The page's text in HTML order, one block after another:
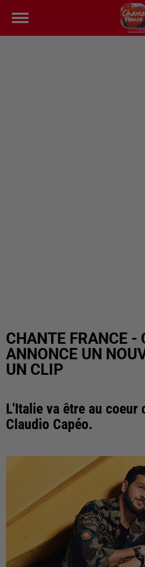
CHANTE FRANCE -
ANNONCE UN
UN CLIP
L'Italie va être au coeur
Claudio Capéo.